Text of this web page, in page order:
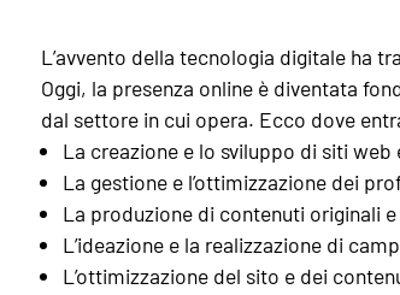
L’avvento della tecnologia digitale ha
Oggi, la presenza online è diventata
dal settore in cui opera. Ecco dove
La creazione e lo sviluppo di siti
La gestione e l’ottimizzazione dei
La produzione di contenuti originali
L’ideazione e la realizzazione di
L’ottimizzazione del sito e dei